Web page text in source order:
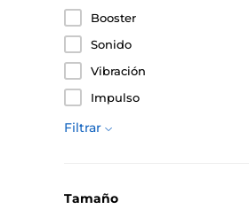
Booster
Sonido
Vibración
Impulso
Filtrar
Tamaño